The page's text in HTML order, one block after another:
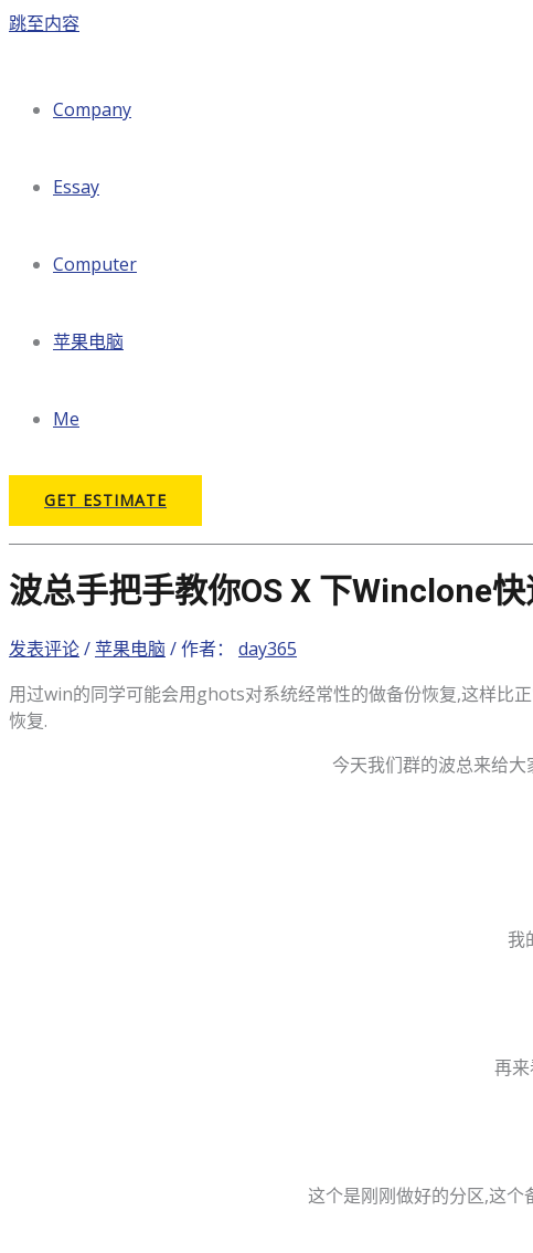
跳至内容
Company
Essay
Computer
苹果电脑
Me
GET ESTIMATE
波总手把手教你OS X 下winclone
发表评论/苹果电脑 / 作者：
day365
用过win的同学可能会用ghots对系统经常性的做备份恢复,这样比
恢复.
今天我们群的波总来给大
我
再
这个是刚刚做好的分区,这